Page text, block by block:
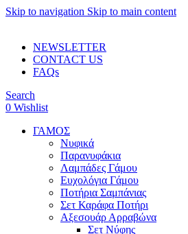
Skip to navigation Skip to main content
NEWSLETTER
CONTACT US
FAQs
Search
0 Wishlist
ΓΑΜΟΣ
Νυφικά
Παρανυφάκια
Λαμπάδες Γάμου
Ευχολόγια Γάμου
Ποτήρια Σαμπάνιας
Σετ Καράφα Ποτήρι
Αξεσουάρ Αρραβώνα
Σετ Νύφης